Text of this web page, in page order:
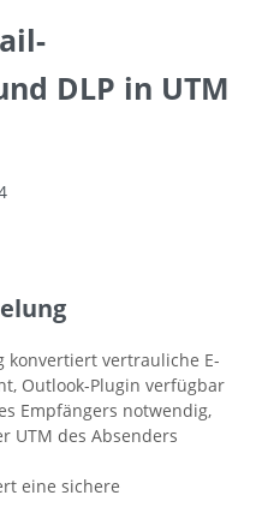
DLP in UTM
konvertiert vertrauliche E-
Outlook-Plugin verfügbar
Empfängers notwendig,
UTM des Absenders
eine sichere